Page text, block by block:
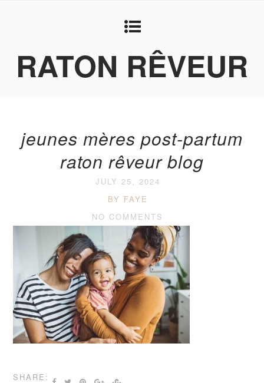
RATON RÊVEUR
jeunes mères post-partum
raton rêveur blog
JULY 25, 2024
BY FAYE
NO COMMENTS
SHARE: